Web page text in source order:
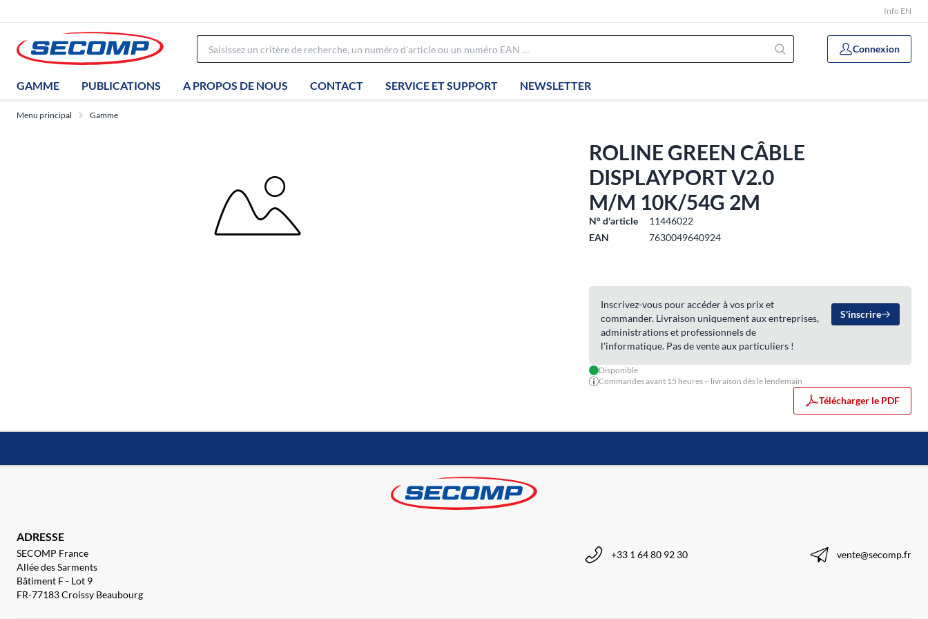
Info EN
Connexion
GAMME PUBLICATIONS A PROPOS DE NOUS CONTACT SERVICE ET SUPPORT NEWSLETTER
Menu principal Gamme
ROLINE GREEN CÂBLE
DISPLAYPORT V2.0
M/M 10K/54G 2M
N° d'article
11446022
EAN
7630049640924
Inscrivez-vous pour accéder à vos prix et
commander. Livraison uniquement aux entreprises,
administrations et professionnels de
l'informatique. Pas de vente aux particuliers !
S'inscrire
Disponible
Commandes avant 15 heures – livraison dès le lendemain
Télécharger le PDF
ADRESSE
SECOMP France
Allée des Sarments
Bâtiment F - Lot 9
FR-77183 Croissy Beaubourg
+33 1 64 80 92 30 vente@secomp.fr